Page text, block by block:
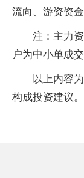
流向、游资资
注：主力
户为中小单成交
以上内容
构成投资建议。